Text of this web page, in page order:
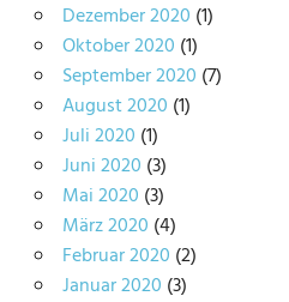
Dezember 2020 (1)
Oktober 2020 (1)
September 2020 (7)
August 2020 (1)
Juli 2020 (1)
Juni 2020 (3)
Mai 2020 (3)
März 2020 (4)
Februar 2020 (2)
Januar 2020 (3)